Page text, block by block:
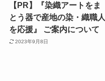
【PR】『染織アートをま
とう器で産地の染・織職人
を応援』 ご案内について
2023年9月8日